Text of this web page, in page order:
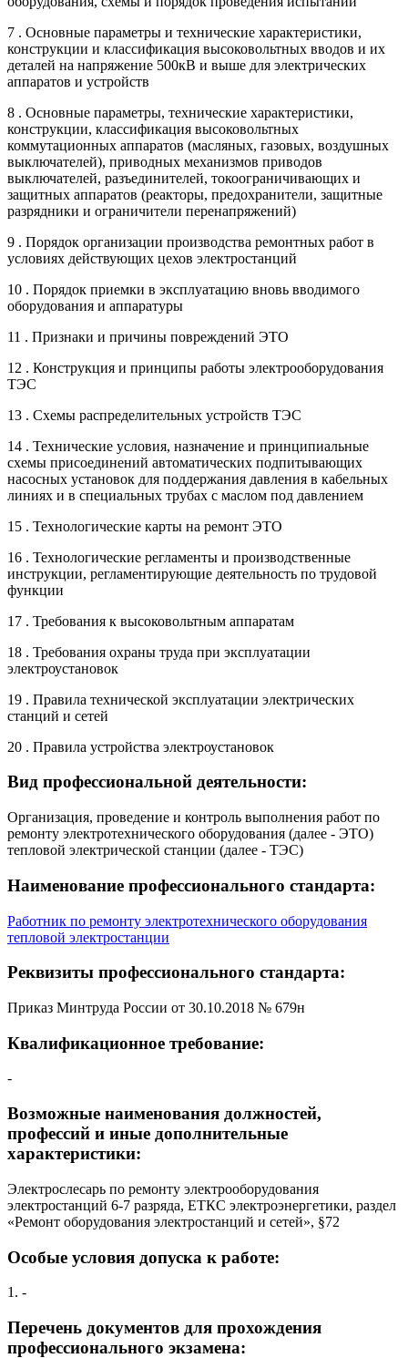
7 . Основные параметры и технические характеристики,
конструкции и классификация высоковольтных вводов и их
деталей на напряжение 500кВ и выше для электрических
аппаратов и устройств
8 . Основные параметры, технические характеристики,
конструкции, классификация высоковольтных
коммутационных аппаратов (масляных, газовых, воздушных
выключателей), приводных механизмов приводов
выключателей, разъединителей, токоограничивающих и
защитных аппаратов (реакторы, предохранители, защитные
разрядники и ограничители перенапряжений)
9 . Порядок организации производства ремонтных работ в
условиях действующих цехов электростанций
10 . Порядок приемки в эксплуатацию вновь вводимого
оборудования и аппаратуры
11 . Признаки и причины повреждений ЭТО
12 . Конструкция и принципы работы электрооборудования
ТЭС
13 . Схемы распределительных устройств ТЭС
14 . Технические условия, назначение и принципиальные
схемы присоединений автоматических подпитывающих
насосных установок для поддержания давления в кабельных
линиях и в специальных трубах с маслом под давлением
15 . Технологические карты на ремонт ЭТО
16 . Технологические регламенты и производственные
инструкции, регламентирующие деятельность по трудовой
функции
17 . Требования к высоковольтным аппаратам
18 . Требования охраны труда при эксплуатации
электроустановок
19 . Правила технической эксплуатации электрических
станций и сетей
20 . Правила устройства электроустановок
Вид профессиональной деятельности:
Организация, проведение и контроль выполнения работ по
ремонту электротехнического оборудования (далее - ЭТО)
тепловой электрической станции (далее - ТЭС)
Наименование профессионального стандарта:
Работник по ремонту электротехнического оборудования
тепловой электростанции
Реквизиты профессионального стандарта:
Приказ Минтруда России от 30.10.2018 № 679н
Квалификационное требование:
-
Возможные наименования должностей,
профессий и иные дополнительные
характеристики:
Электрослесарь по ремонту электрооборудования
электростанций 6-7 разряда, ЕТКС электроэнергетики, раздел
«Ремонт оборудования электростанций и сетей», §72
Особые условия допуска к работе:
1. -
Перечень документов для прохождения
профессионального экзамена: